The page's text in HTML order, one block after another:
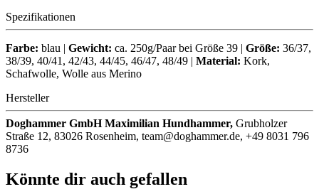
Spezifikationen
Farbe: blau | Gewicht: ca. 250g/Paar bei Größe 39 | Größe: 36/37,
38/39, 40/41, 42/43, 44/45, 46/47, 48/49 | Material: Kork,
Schafwolle, Wolle aus Merino
Hersteller
Doghammer GmbH Maximilian Hundhammer, Grubholzer
Straße 12, 83026 Rosenheim, team@doghammer.de, +49 8031 796
8736
Könnte dir auch gefallen